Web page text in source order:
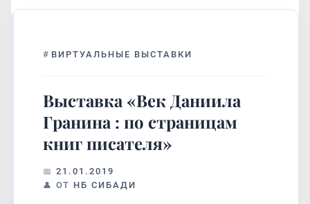
# ВИРТУАЛЬНЫЕ ВЫСТАВКИ
Выставка «Век Даниила
Гранина : по страницам
книг писателя»
21.01.2019
ОТ НБ СИБАДИ